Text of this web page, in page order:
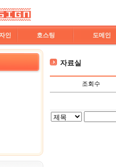
인 호스팅 도메인
자료실
조회수